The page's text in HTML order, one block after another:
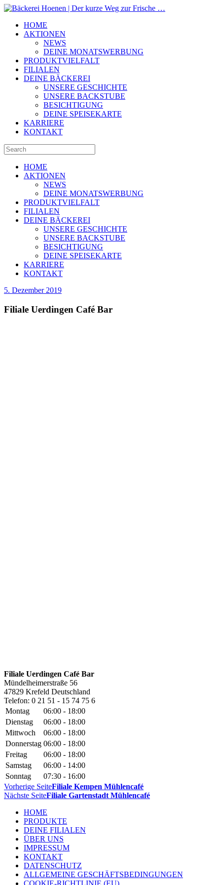
HOME
AKTIONEN
NEWS
DEINE MONATSWERBUNG
PRODUKTVIELFALT
FILIALEN
DEINE BÄCKEREI
UNSERE GESCHICHTE
UNSERE BACKSTUBE
BESICHTIGUNG
DEINE SPEISEKARTE
KARRIERE
KONTAKT
HOME
AKTIONEN
NEWS
DEINE MONATSWERBUNG
PRODUKTVIELFALT
FILIALEN
DEINE BÄCKEREI
UNSERE GESCHICHTE
UNSERE BACKSTUBE
BESICHTIGUNG
DEINE SPEISEKARTE
KARRIERE
KONTAKT
5. Dezember 2019
Filiale Uerdingen Café Bar
Filiale Uerdingen Café Bar
Mündelheimerstraße 56
47829 Krefeld Deutschland
Telefon: 0 21 51 - 15 74 75 6
Montag
06:00 - 18:00
Dienstag
06:00 - 18:00
Mittwoch
06:00 - 18:00
Donnerstag 06:00 - 18:00
Freitag
06:00 - 18:00
Samstag
06:00 - 14:00
Sonntag
07:30 - 16:00
Vorherige SeiteFiliale Kempen Mühlencafé
Nächste SeiteFiliale Gartenstadt Mühlencafé
HOME
PRODUKTE
DEINE FILIALEN
ÜBER UNS
IMPRESSUM
KONTAKT
DATENSCHUTZ
ALLGEMEINE GESCHÄFTSBEDINGUNGEN